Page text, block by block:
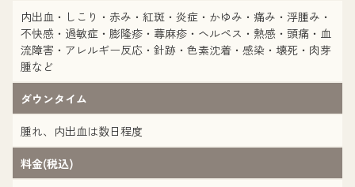
内出血・しこり・赤み・紅斑・炎症・かゆみ・痛み・浮腫み・
不快感・過敏症・膨隆疹・蕁麻疹・ヘルペス・熱感・頭痛・血
流障害・アレルギー反応・針跡・色素沈着・感染・壊死・肉芽
腫など
ダウンタイム
腫れ、内出血は数日程度
料金(税込)